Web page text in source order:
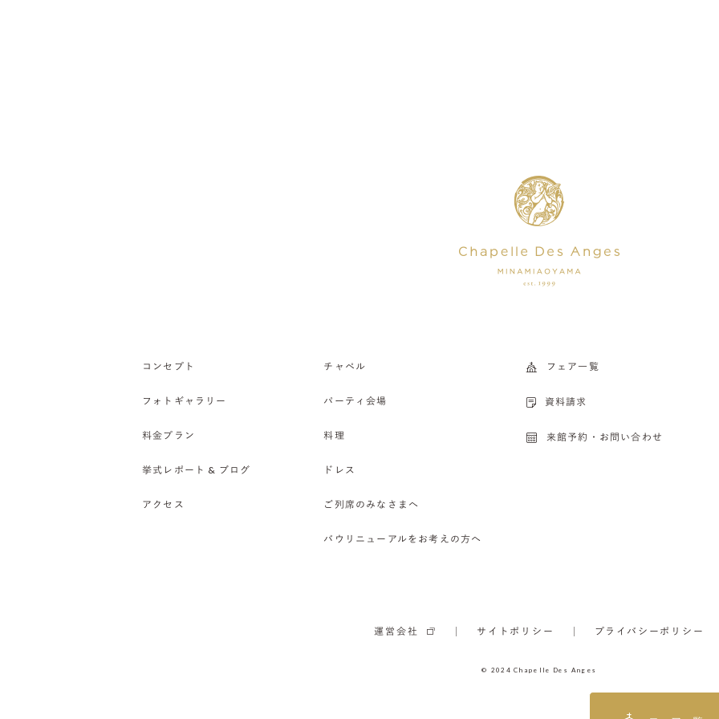
コンセプト
フォトギャラリー
料金プラン
挙式レポート & ブログ
アクセス
チャペル
パーティ会場
料理
ドレス
ご列席のみなさまへ
バウリニューアルをお考えの方へ
フェア一覧
資料請求
来館予約・お問い合わせ
運営会社 サイトポリシー プライバシーポリシー
© 2024 Chapelle Des Anges